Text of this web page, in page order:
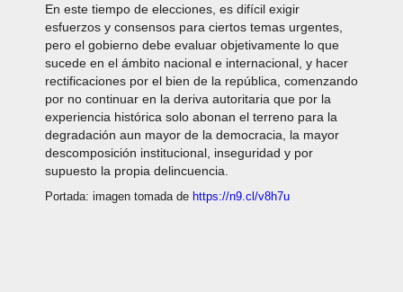
En este tiempo de elecciones, es difícil exigir
esfuerzos y consensos para ciertos temas urgentes,
pero el gobierno debe evaluar objetivamente lo que
sucede en el ámbito nacional e internacional, y hacer
rectificaciones por el bien de la república, comenzando
por no continuar en la deriva autoritaria que por la
experiencia histórica solo abonan el terreno para la
degradación aun mayor de la democracia, la mayor
descomposición institucional, inseguridad y por
supuesto la propia delincuencia.
Portada: imagen tomada de https://n9.cl/v8h7u